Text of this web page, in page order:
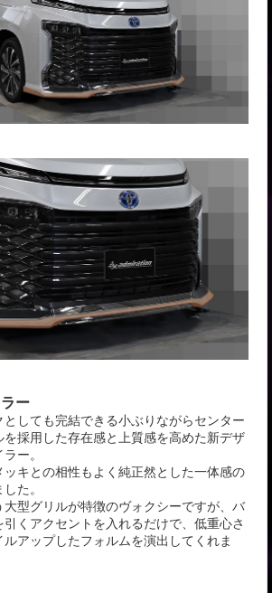
ー
しても完結できる小ぶりながらセンター
採用した存在感と上質感を高めた新デザ
ー。
キとの相性もよく純正然とした一体感の
た。
型グリルが特徴のヴォクシーですが、バ
くアクセントを入れるだけで、低重心さ
アップしたフォルムを演出してくれま